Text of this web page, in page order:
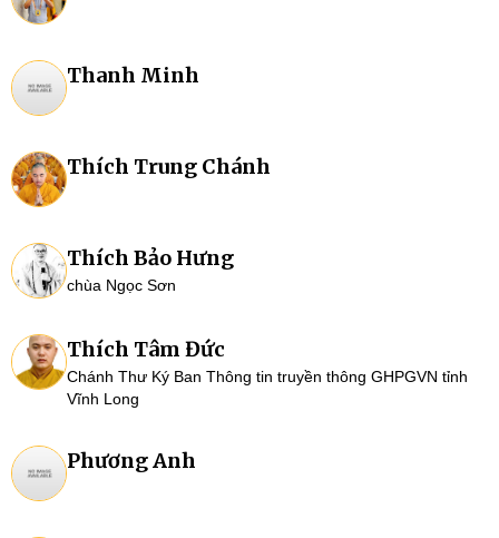
Thanh Minh
Thích Trung Chánh
Thích Bảo Hưng
chùa Ngọc Sơn
Thích Tâm Đức
Chánh Thư Ký Ban Thông tin truyền thông GHPGVN tỉnh
Vĩnh Long
Phương Anh